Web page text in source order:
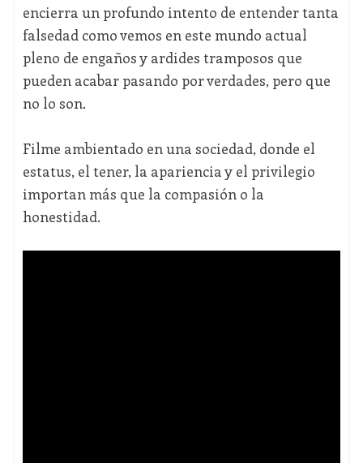
encierra un profundo intento de entender tanta
falsedad como vemos en este mundo actual
pleno de engaños y ardides tramposos que
pueden acabar pasando por verdades, pero que
no lo son.
Filme ambientado en una sociedad, donde el
estatus, el tener, la apariencia y el privilegio
importan más que la compasión o la
honestidad.